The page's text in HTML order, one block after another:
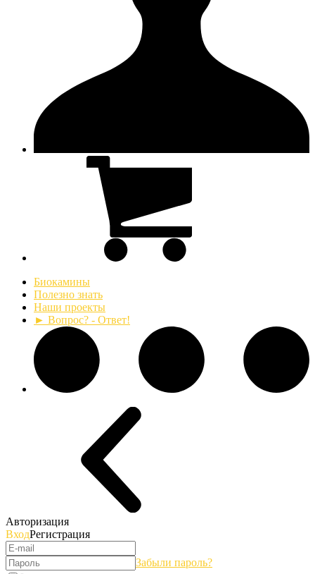
Биокамины
Полезно знать
Наши проекты
► Вопрос? - Ответ!
Авторизация
ВходРегистрация
Забыли пароль?